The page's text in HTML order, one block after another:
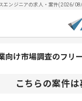
エンジニアの求人・案件(2026/
向け市場調査のフリ
こちらの案件